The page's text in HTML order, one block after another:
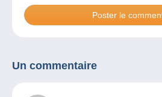
Un commentaire